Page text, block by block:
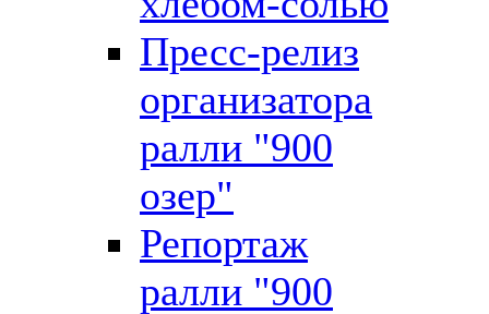
Пресс-релиз
организатора
ралли "900
озер"
Репортаж
ралли "900